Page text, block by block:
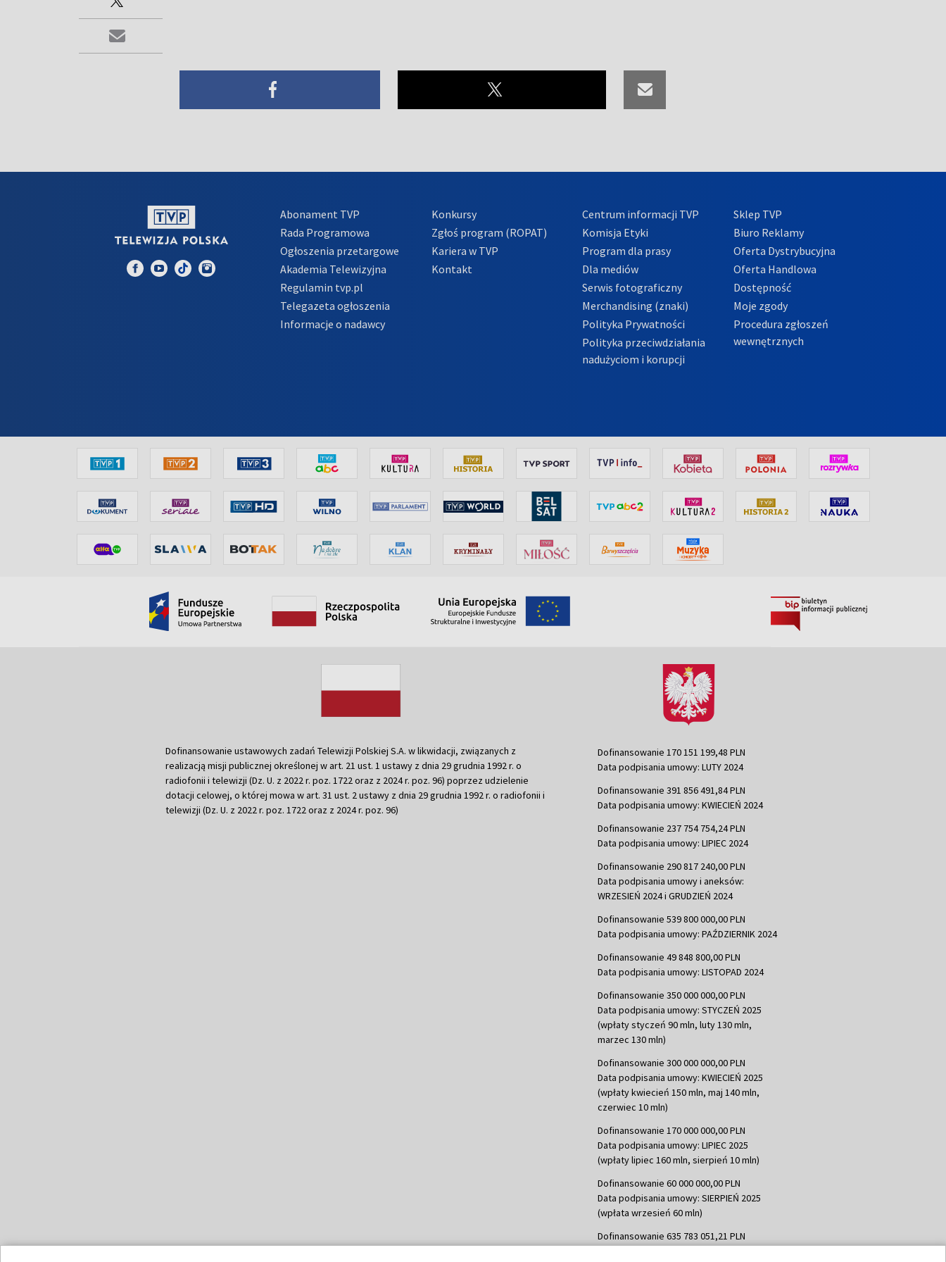
Abonament TVP
Rada Programowa
Ogłoszenia przetargowe
Akademia Telewizyjna
Regulamin tvp.pl
Telegazeta ogłoszenia
Informacje o nadawcy
Konkursy
Zgłoś program (ROPAT)
Kariera w TVP
Kontakt
Centrum informacji TVP
Komisja Etyki
Program dla prasy
Dla mediów
Serwis fotograficzny
Merchandising (znaki)
Polityka Prywatności
Polityka przeciwdziałania
nadużyciom i korupcji
Sklep TVP
Biuro Reklamy
Oferta Dystrybucyjna
Oferta Handlowa
Dostępność
Moje zgody
Procedura zgłoszeń
wewnętrznych
Dofinansowanie ustawowych zadań Telewizji Polskiej S.A. w likwidacji, związanych z
realizacją misji publicznej określonej w art. 21 ust. 1 ustawy z dnia 29 grudnia 1992 r. o
radiofonii i telewizji (Dz. U. z 2022 r. poz. 1722 oraz z 2024 r. poz. 96) poprzez udzielenie
dotacji celowej, o której mowa w art. 31 ust. 2 ustawy z dnia 29 grudnia 1992 r. o radiofonii i
telewizji (Dz. U. z 2022 r. poz. 1722 oraz z 2024 r. poz. 96)
Dofinansowanie 170 151 199,48 PLN
Data podpisania umowy: LUTY 2024
Dofinansowanie 391 856 491,84 PLN
Data podpisania umowy: KWIECIEŃ 2024
Dofinansowanie 237 754 754,24 PLN
Data podpisania umowy: LIPIEC 2024
Dofinansowanie 290 817 240,00 PLN
Data podpisania umowy i aneksów:
WRZESIEŃ 2024 i GRUDZIEŃ 2024
Dofinansowanie 539 800 000,00 PLN
Data podpisania umowy: PAŹDZIERNIK 2024
Dofinansowanie 49 848 800,00 PLN
Data podpisania umowy: LISTOPAD 2024
Dofinansowanie 350 000 000,00 PLN
Data podpisania umowy: STYCZEŃ 2025
(wpłaty styczeń 90 mln, luty 130 mln,
marzec 130 mln)
Dofinansowanie 300 000 000,00 PLN
Data podpisania umowy: KWIECIEŃ 2025
(wpłaty kwiecień 150 mln, maj 140 mln,
czerwiec 10 mln)
Dofinansowanie 170 000 000,00 PLN
Data podpisania umowy: LIPIEC 2025
(wpłaty lipiec 160 mln, sierpień 10 mln)
Dofinansowanie 60 000 000,00 PLN
Data podpisania umowy: SIERPIEŃ 2025
(wpłata wrzesień 60 mln)
Dofinansowanie 635 783 051,21 PLN